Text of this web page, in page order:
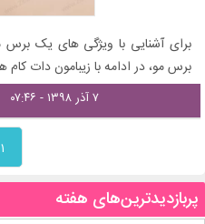
برای آشنایی با ویژگی های یک
برس مو، در ادامه با زیبامون دات کام
۷ آذر ۱۳۹۸ - ۰۷:۴۶
۱
پربازدیدترین‌های هفته